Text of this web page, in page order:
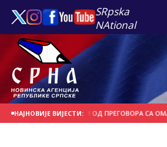
SRpska
NAtional
НАЈНОВИЈЕ ВИЈЕСТИ:
НЕ ЗАВИСИ ОД ПРЕГОВОРА СА ОМАНОМ